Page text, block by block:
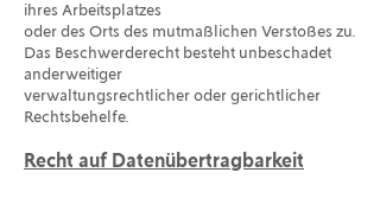
ihres Arbeitsplatzes
oder des Orts des mutmaßlichen Verstoßes zu.
Das Beschwerderecht besteht unbeschadet
anderweitiger
verwaltungsrechtlicher oder gerichtlicher
Rechtsbehelfe.
Recht auf Datenübertragbarkeit